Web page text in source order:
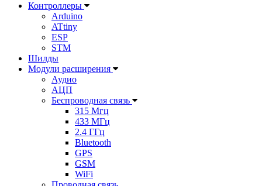
Контроллеры
Arduino
ATtiny
ESP
STM
Шилды
Модули расширения
Аудио
АЦП
Беспроводная связь
315 Мгц
433 МГц
2.4 ГГц
Bluetooth
GPS
GSM
WiFi